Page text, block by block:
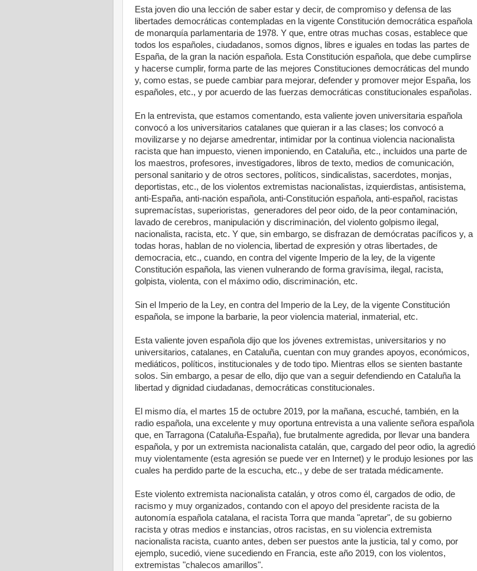
Esta joven dio una lección de saber estar y decir, de compromiso y defensa de las
libertades democráticas contempladas en la vigente Constitución democrática española
de monarquía parlamentaria de 1978. Y que, entre otras muchas cosas, establece que
todos los españoles, ciudadanos, somos dignos, libres e iguales en todas las partes de
España, de la gran la nación española. Esta Constitución española, que debe cumplirse
y hacerse cumplir, forma parte de las mejores Constituciones democráticas del mundo
y, como estas, se puede cambiar para mejorar, defender y promover mejor España, los
españoles, etc., y por acuerdo de las fuerzas democráticas constitucionales españolas.
En la entrevista, que estamos comentando, esta valiente joven universitaria española
convocó a los universitarios catalanes que quieran ir a las clases; los convocó a
movilizarse y no dejarse amedrentar, intimidar por la continua violencia nacionalista
racista que han impuesto, vienen imponiendo, en Cataluña, etc., incluidos una parte de
los maestros, profesores, investigadores, libros de texto, medios de comunicación,
personal sanitario y de otros sectores, políticos, sindicalistas, sacerdotes, monjas,
deportistas, etc., de los violentos extremistas nacionalistas, izquierdistas, antisistema,
anti-España, anti-nación española, anti-Constitución española, anti-español, racistas
supremacístas, superioristas, generadores del peor oido, de la peor contaminación,
lavado de cerebros, manipulación y discriminación, del violento golpismo ilegal,
nacionalista, racista, etc. Y que, sin embargo, se disfrazan de demócratas pacíficos y, a
todas horas, hablan de no violencia, libertad de expresión y otras libertades, de
democracia, etc., cuando, en contra del vigente Imperio de la ley, de la vigente
Constitución española, las vienen vulnerando de forma gravísima, ilegal, racista,
golpista, violenta, con el máximo odio, discriminación, etc.
Sin el Imperio de la Ley, en contra del Imperio de la Ley, de la vigente Constitución
española, se impone la barbarie, la peor violencia material, inmaterial, etc.
Esta valiente joven española dijo que los jóvenes extremistas, universitarios y no
universitarios, catalanes, en Cataluña, cuentan con muy grandes apoyos, económicos,
mediáticos, políticos, institucionales y de todo tipo. Mientras ellos se sienten bastante
solos. Sin embargo, a pesar de ello, dijo que van a seguir defendiendo en Cataluña la
libertad y dignidad ciudadanas, democráticas constitucionales.
El mismo día, el martes 15 de octubre 2019, por la mañana, escuché, también, en la
radio española, una excelente y muy oportuna entrevista a una valiente señora española
que, en Tarragona (Cataluña-España), fue brutalmente agredida, por llevar una bandera
española, y por un extremista nacionalista catalán, que, cargado del peor odio, la agredió
muy violentamente (esta agresión se puede ver en Internet) y le produjo lesiones por las
cuales ha perdido parte de la escucha, etc., y debe de ser tratada médicamente.
Este violento extremista nacionalista catalán, y otros como él, cargados de odio, de
racismo y muy organizados, contando con el apoyo del presidente racista de la
autonomía española catalana, el racista Torra que manda "apretar", de su gobierno
racista y otras medios e instancias, otros racistas, en su violencia extremista
nacionalista racista, cuanto antes, deben ser puestos ante la justicia, tal y como, por
ejemplo, sucedió, viene sucediendo en Francia, este año 2019, con los violentos,
extremistas "chalecos amarillos".